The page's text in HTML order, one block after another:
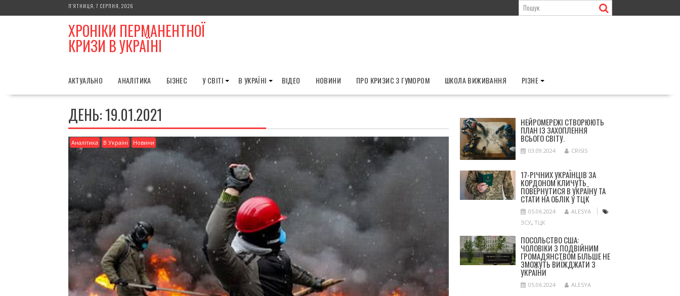
to
П’ЯТНИЦЯ, 7 СЕРПНЯ, 2026
ХРОНІКИ ПЕРМАНЕНТНОЇ
КРИЗИ В УКРАЇНІ
АКТУАЛЬНО АНАЛІТИКА БІЗНЕС У СВІТІ В УКРАЇНІ ВІДЕО НОВИНИ ПРО КРИЗИС З ГУМОРОМ ШКОЛА ВИЖИВАННЯ РІЗНЕ
ДЕНЬ:19.01.2021
Аналітика В Україні Новини
НЕЙРОМЕРЕЖІ СТВОРЮЮТЬ
ПЛАН ІЗ ЗАХОПЛЕННЯ
ВСЬОГО СВІТУ.
03.09.2024 CRISIS
17-РІЧНИХ УКРАЇНЦІВ ЗА
КОРДОНОМ КЛИЧУТЬ
ПОВЕРНУТИСЯ В УКРАЇНУ ТА
СТАТИ НА ОБЛІК У ТЦК
05.06.2024
ALESYA
ЗСУ, ТЦК
ПОСОЛЬСТВО США:
ЧОЛОВІКИ З ПОДВІЙНИМ
ГРОМАДЯНСТВОМ БІЛЬШЕ НЕ
ЗМОЖУТЬ ВИЇЖДЖАТИ З
УКРАЇНИ
05.06.2024 ALESYA